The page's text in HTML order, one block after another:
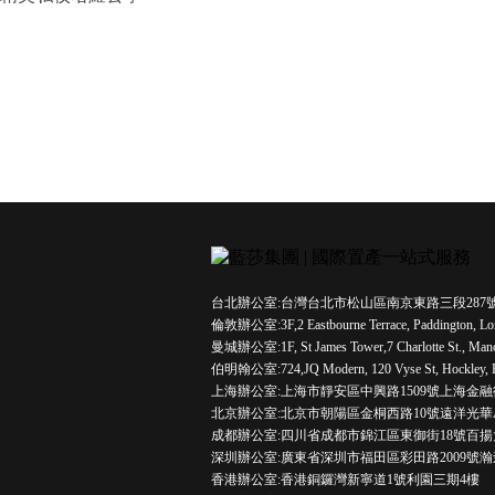
台北辦公室:台灣台北市松山區南京東路三段287
倫敦辦公室:3F,2 Eastbourne Terrace, Paddington,
曼城辦公室:1F, St James Tower,7 Charlotte St.,
伯明翰公室:724,JQ Modern, 120 Vyse St, Hockley,
上海辦公室:上海市靜安區中興路1509號上海金
北京辦公室:北京市朝陽區金桐西路10號遠洋光
成都辦公室:四川省成都市錦江區東御街18號百揚
深圳辦公室:廣東省深圳市福田區彩田路2009號
香港辦公室:香港銅鑼灣新寧道1號利園三期4樓